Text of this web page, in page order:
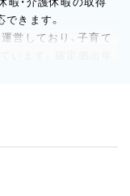
きます。
営しており、子育て
います。確定拠出年